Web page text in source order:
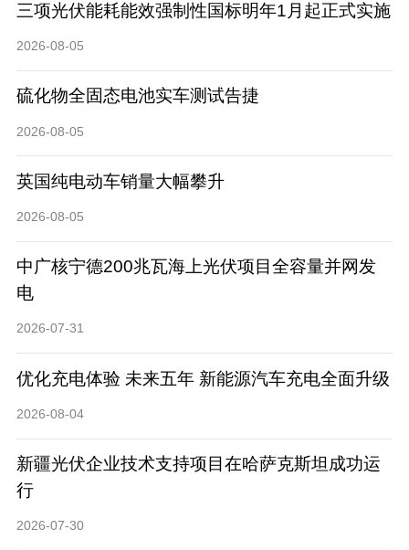
三项光伏能耗能效强制性国标明年1月起正式实施
2026-08-05
硫化物全固态电池实车测试告捷
2026-08-05
英国纯电动车销量大幅攀升
2026-08-05
中广核宁德200兆瓦海上光伏项目全容量并网发
电
2026-07-31
优化充电体验 未来五年 新能源汽车充电全面升级
2026-08-04
新疆光伏企业技术支持项目在哈萨克斯坦成功运
行
2026-07-30